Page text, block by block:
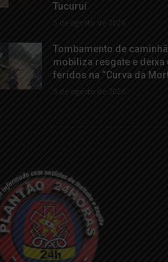
Tucuruí
5 de agosto de 2026
Tombamento de
mobiliza resgate e deixa
feridos na “Curva da
5 de agosto de 2026